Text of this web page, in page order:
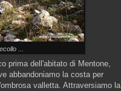
...
prima dell'abitato di Mentone,
abbandoniamo la costa per
valletta. Attraversiamo la